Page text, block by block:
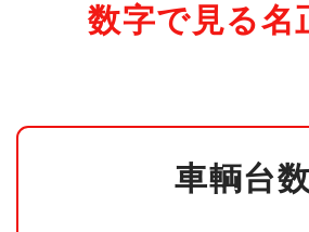
数字で見る名
車輌台数